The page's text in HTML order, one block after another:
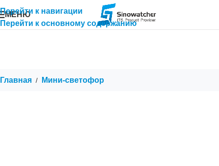
Перейти к навигации
Перейти к основному содержанию
МЕНЮ
Главная / Мини-светофор